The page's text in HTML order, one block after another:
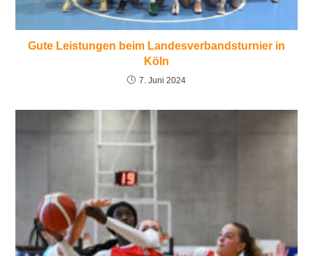
Gute Leistungen beim Landesverbandsturnier in
Köln
7. Juni 2024